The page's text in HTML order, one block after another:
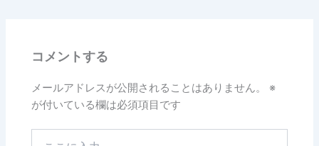
コメントする
メールアドレスが公開されることはありません。
※
が付いている欄は必須項目です